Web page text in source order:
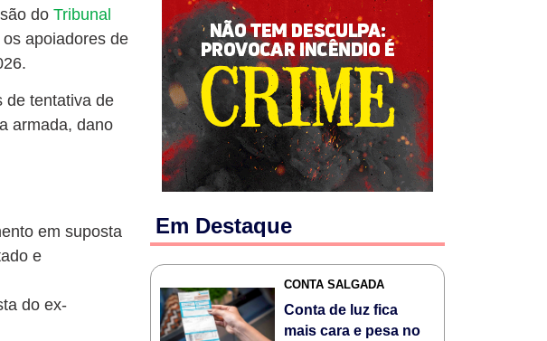
do Tribunal
apoiadores de
de tentativa de
armada, dano
em suposta
e
do ex-
Em Destaque
CONTA SALGADA
Conta de luz fica
mais cara e pesa no